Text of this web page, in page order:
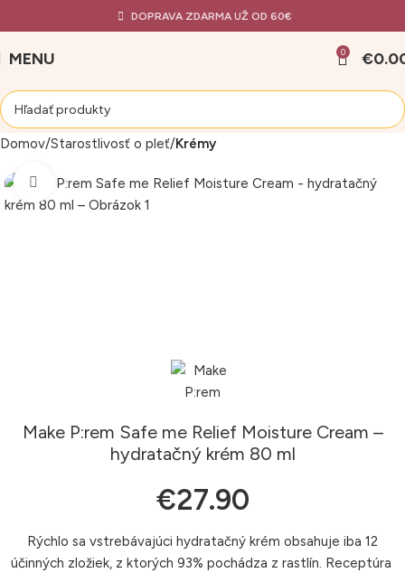
DOPRAVA ZDARMA UŽ OD 60€
MENU 0 €
Domov Starostlivosť o pleť Krémy
Klikni pre zväčšenie
Make P:rem Safe me Relief Moisture Cream –
hydratačný krém 80 ml
€27.90
Rýchlo sa vstrebávajúci hydratačný krém obsahuje iba 12
účinných zložiek, z ktorých 93% pochádza z rastlín. Receptúra ​​